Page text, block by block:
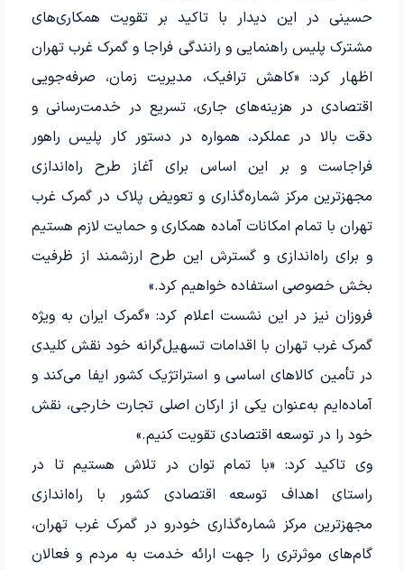
حسینی در این دیدار با تاکید بر تقویت همکاری‌های
مشترک پلیس راهنمایی و رانندگی فراجا و گمرک غرب تهران
اظهار کرد: «کاهش ترافیک، مدیریت زمان، صرفه‌جویی
اقتصادی در هزینه‌های جاری، تسریع در خدمت‌رسانی و
دقت بالا در عملکرد، همواره در دستور کار پلیس راهور
فراجاست و بر این اساس برای آغاز طرح راه‌اندازی
مجهزترین مرکز شماره‌گذاری و تعویض پلاک در گمرک غرب
تهران با تمام امکانات آماده همکاری و حمایت لازم هستیم
و برای راه‌اندازی و گسترش این طرح ارزشمند از ظرفیت
بخش خصوصی استفاده خواهیم کرد.»
فروزان نیز در این نشست اعلام کرد: «گمرک ایران به ویژه
گمرک غرب تهران با اقدامات تسهیل‌گرانه خود نقش کلیدی
در تأمین کالا‌های اساسی و استراتژیک کشور ایفا می‌کند و
آماده‌ایم به‌عنوان یکی از ارکان اصلی تجارت خارجی، نقش
خود را در توسعه اقتصادی تقویت کنیم.»
وی تاکید کرد: «با تمام توان در تلاش هستیم تا در
راستای اهداف توسعه اقتصادی کشور با راه‌اندازی
مجهزترین مرکز شماره‌گذاری خودرو در گمرک غرب تهران،
گام‌های موثرتری را جهت ارائه خدمت به مردم و فعالان